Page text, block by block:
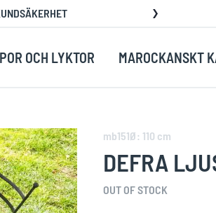
OCH LYKTOR MAROCKANSKT
mb151Ø: 110 cm
DEFRA
OUT OF STOCK